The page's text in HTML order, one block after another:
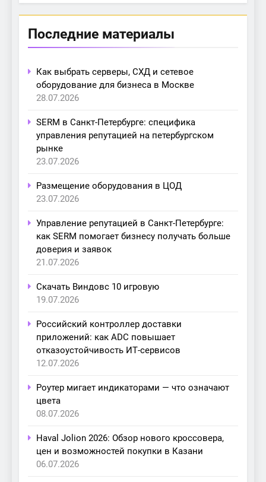
Последние материалы
Как выбрать серверы, СХД и сетевое
оборудование для бизнеса в Москве
28.07.2026
SERM в Санкт-Петербурге: специфика
управления репутацией на петербургском
рынке
23.07.2026
Размещение оборудования в ЦОД
23.07.2026
Управление репутацией в Санкт-Петербурге:
как SERM помогает бизнесу получать больше
доверия и заявок
21.07.2026
Скачать Виндовс 10 игровую
19.07.2026
Российский контроллер доставки
приложений: как ADC повышает
отказоустойчивость ИТ-сервисов
12.07.2026
Роутер мигает индикаторами — что означают
цвета
08.07.2026
Haval Jolion 2026: Обзор нового кроссовера,
цен и возможностей покупки в Казани
06.07.2026